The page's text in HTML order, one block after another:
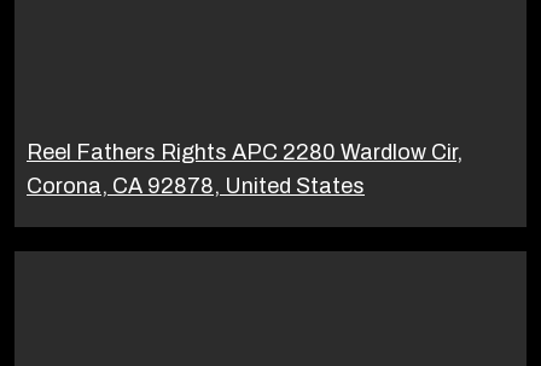
Reel Fathers Rights APC 2280 Wardlow Cir,
Corona, CA 92878, United States